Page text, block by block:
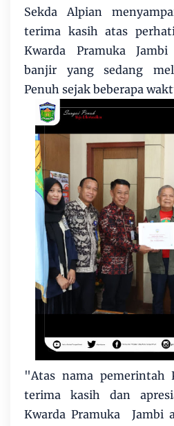
Sekda Alpian
terima kasih atas
Kwarda Pramuka
banjir yang sedang
Penuh sejak beberapa
"Atas nama pemerintah
terima kasih dan
Kwarda Pramuka Jambi